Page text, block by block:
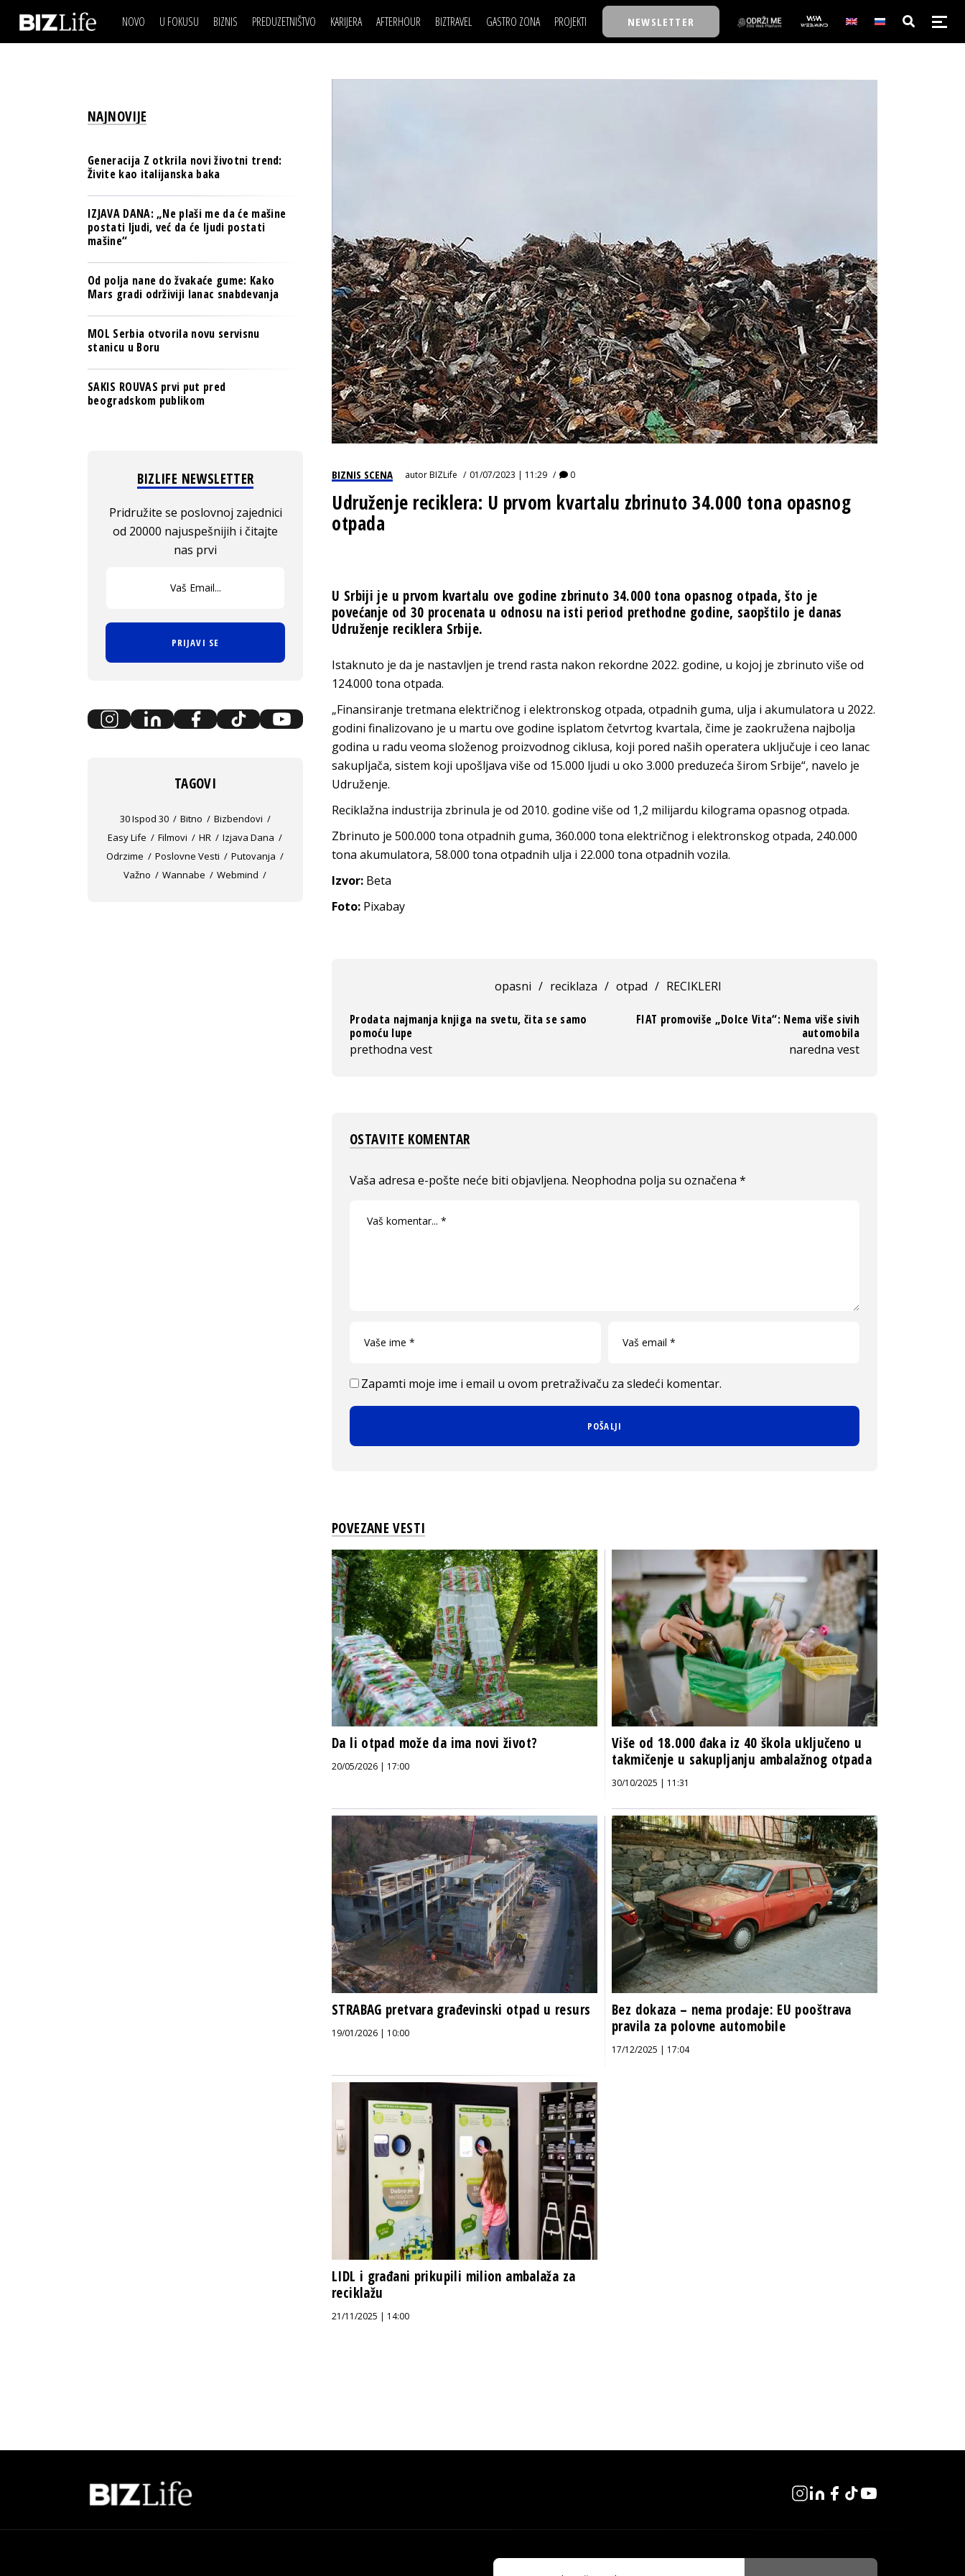
NOVO U FOKUSU BIZNIS
OSIGURANJE
TECH I AI
PULS REGIONA
NOVO NA RAFU
PREDUZETNIŠTVO KARIJERA AFTERHOUR BIZTRAVEL GASTRO ZONA PROJEKTI
BIZLIFE WEEK
IZJAVA GODINE
NEWSLETTER
IZJAVA DANABIZNIS SCENA
BREND I KOMUNIKACIJE
OSIGURANJE
BIZNIS & SPORT
PULS REGIONA
POSAO
MOJ UGAO
FILM I SCENA
AUTO SVET
NAJKOLEGA
30 ISPOD 30
IZJAVA GODINE
BIZNIS SCENA autorBIZLife 01/07/2023 | 11:29 0
Udruženje reciklera: U prvom kvartalu zbrinuto 34.000 tona opasnog
otpada
U Srbiji je u prvom kvartalu ove godine zbrinuto 34.000 tona opasnog otpada, što je
povećanje od 30 procenata u odnosu na isti period prethodne godine, saopštilo je danas
Udruženje reciklera Srbije.
Istaknuto je da je nastavljen je trend rasta nakon rekordne 2022. godine, u kojoj je zbrinuto više od
124.000 tona otpada.
„Finansiranje tretmana električnog i elektronskog otpada, otpadnih guma, ulja i akumulatora u 2022.
godini finalizovano je u martu ove godine isplatom četvrtog kvartala, čime je zaokružena najbolja
godina u radu veoma složenog proizvodnog ciklusa, koji pored naših operatera uključuje i ceo lanac
sakupljača, sistem koji upošljava više od 15.000 ljudi u oko 3.000 preduzeća širom Srbije“, navelo je
Udruženje.
Reciklažna industrija zbrinula je od 2010. godine više od 1,2 milijardu kilograma opasnog otpada.
Zbrinuto je 500.000 tona otpadnih guma, 360.000 tona električnog i elektronskog otpada, 240.000
tona akumulatora, 58.000 tona otpadnih ulja i 22.000 tona otpadnih vozila.
Izvor: Beta
Foto: Pixabay
opasni / reciklaza / otpad / RECIKLERI
Prodata najmanja knjiga na svetu, čita se samo
pomoću lupe
prethodna vest
FIAT promoviše „Dolce Vita“: Nema više sivih
automobila
naredna vest
OSTAVITE KOMENTAR
Vaša adresa e-pošte neće biti objavljena. Neophodna polja su označena *
Zapamti moje ime i email u ovom pretraživaču za sledeći komentar.
POVEZANE VESTI
Da li otpad može da ima novi život?
20/05/2026 | 17:00
Više od 18.000 đaka iz 40 škola uključeno u
takmičenje u sakupljanju ambalažnog otpada
30/10/2025 | 11:31
STRABAG pretvara građevinski otpad u resurs
19/01/2026 | 10:00
Bez dokaza – nema prodaje: EU pooštrava
pravila za polovne automobile
17/12/2025 | 17:04
LIDL i građani prikupili milion ambalaža za
reciklažu
21/11/2025 | 14:00
NAJNOVIJE
Generacija Z otkrila novi životni trend:
Živite kao italijanska baka
IZJAVA DANA: „Ne plaši me da će mašine
postati ljudi, već da će ljudi postati
mašine“
Od polja nane do žvakaće gume: Kako
Mars gradi održiviji lanac snabdevanja
MOL Serbia otvorila novu servisnu
stanicu u Boru
SAKIS ROUVAS prvi put pred
beogradskom publikom
BIZLIFE NEWSLETTER
Pridružite se poslovnoj zajednici
od 20000 najuspešnijih i čitajte
nas prvi
PRIJAVI SE
TAGOVI
30 Ispod 30 Bitno
Bizbendovi
Easy Life
Filmovi HR
Izjava Dana
Odrzime
Poslovne Vesti
Putovanja
Važno
Wannabe Webmind